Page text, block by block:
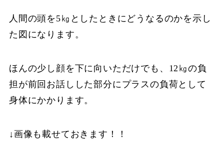
人間の頭を5㎏としたときにどうなるのかを示し
た図になります。
ほんの少し顔を下に向いただけでも、12㎏の負
担が前回お話しした部分にプラスの負荷として
身体にかかります。
↓画像も載せておきます！！